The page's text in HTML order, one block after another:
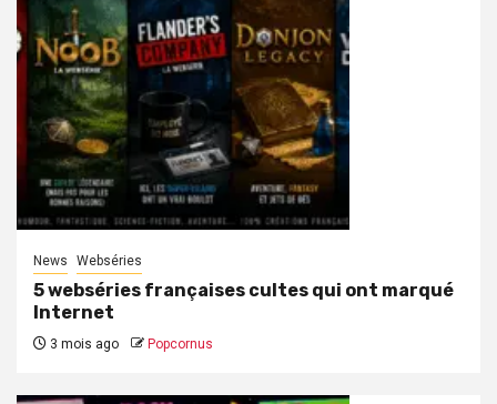
News Webséries
5 webséries françaises cultes qui ont marqué
Internet
3 mois ago Popcornus